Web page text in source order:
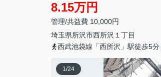
8.15万円
管理/共益費 10,000円
埼玉県所沢市西所沢 １丁目
西武池袋線「西所沢」駅徒歩5分
1/24